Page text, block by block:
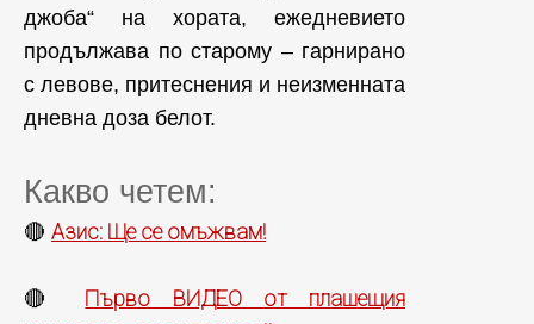
джоба“ на хората, ежедневието
продължава по старому – гарнирано
с левове, притеснения и неизменната
дневна доза белот.
Какво четем:
🔴 Азис: Ще се омъжвам!
🔴 Първо ВИДЕО от плашещия